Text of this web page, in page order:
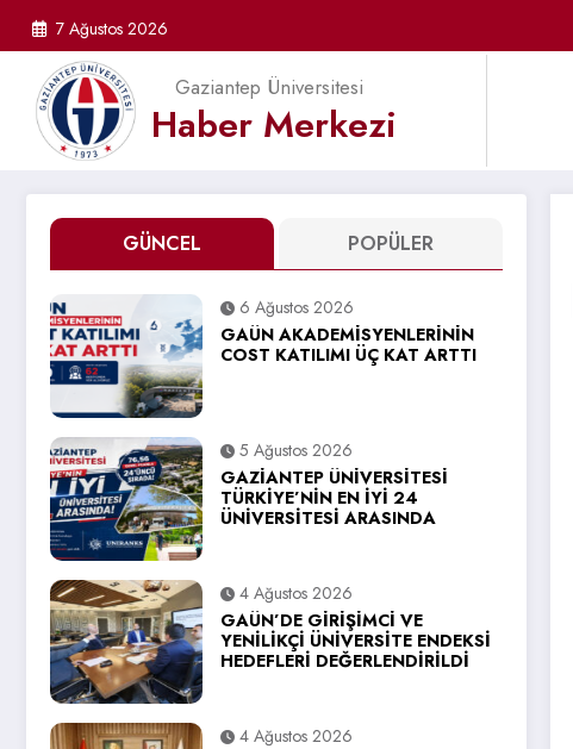
7 Ağustos 2026
Gaziantep Üniversitesi
Haber Merkezi
GÜNCEL POPÜLER
6 Ağustos 2026
GAÜN AKADEMİSYENLERİNİN
COST KATILIMI ÜÇ KAT ARTTI
5 Ağustos 2026
GAZİANTEP ÜNİVERSİTESİ
TÜRKİYE’NİN EN İYİ 24
ÜNİVERSİTESİ ARASINDA
4 Ağustos 2026
GAÜN’DE GİRİŞİMCİ VE
YENİLİKÇİ ÜNİVERSİTE ENDEKSİ
HEDEFLERİ DEĞERLENDİRİLDİ
4 Ağustos 2026